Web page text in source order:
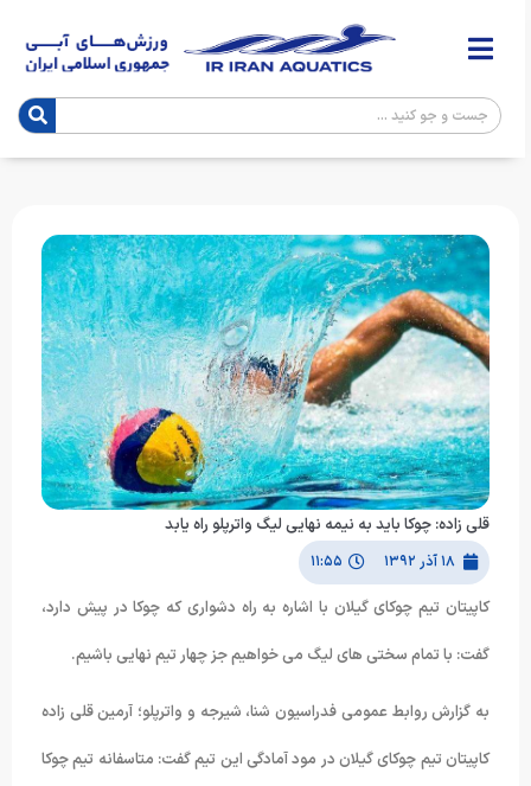
قلی زاده: چوکا باید به نیمه نهایی لیگ واترپلو راه یابد
۱۸ آذر ۱۳۹۲ ۱۱:۵۵
کاپیتان تیم چوکای گیلان با اشاره به راه دشواری که چوکا در پیش دارد،
گفت: با تمام سختی های لیگ می خواهیم جز چهار تیم نهایی باشیم.
به گزارش روابط عمومی فدراسیون شنا، شیرجه و واترپلو؛ آرمین قلی زاده
کاپیتان تیم چوکای گیلان در مود آمادگی این تیم گفت: متاسفانه تیم چوکا